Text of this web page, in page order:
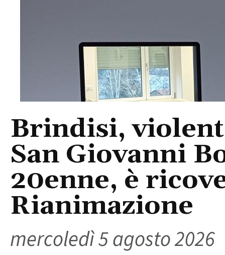
Brindisi,
San Giovanni
20enne, è
Rianimazione
mercoledì 5 agosto 2026